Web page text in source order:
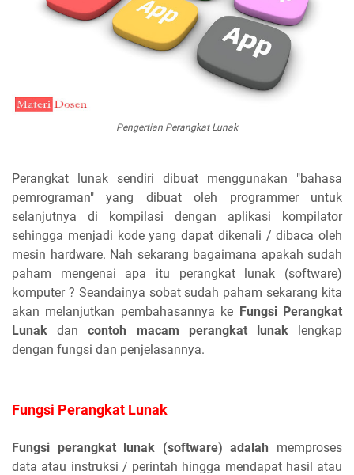
Pengertian Perangkat Lunak
Perangkat lunak sendiri dibuat menggunakan "bahasa
pemrograman" yang dibuat oleh programmer untuk
selanjutnya di kompilasi dengan aplikasi kompilator
sehingga menjadi kode yang dapat dikenali / dibaca oleh
mesin hardware. Nah sekarang bagaimana apakah sudah
paham mengenai apa itu perangkat lunak (software)
komputer ? Seandainya sobat sudah paham sekarang kita
akan melanjutkan pembahasannya ke Fungsi Perangkat
Lunak dancontoh macam perangkat lunaklengkap
dengan fungsi dan penjelasannya.
Fungsi Perangkat Lunak
Fungsi perangkat lunak (software) adalah memproses
data atau instruksi / perintah hingga mendapat hasil atau